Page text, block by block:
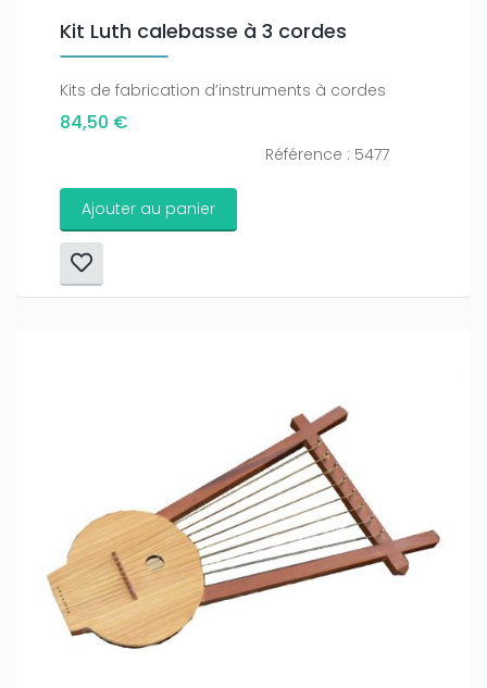
Kit Luth calebasse à 3 cordes
Kits de fabrication d’instruments à cordes
84,50 €
Référence : 5477
Ajouter au panier